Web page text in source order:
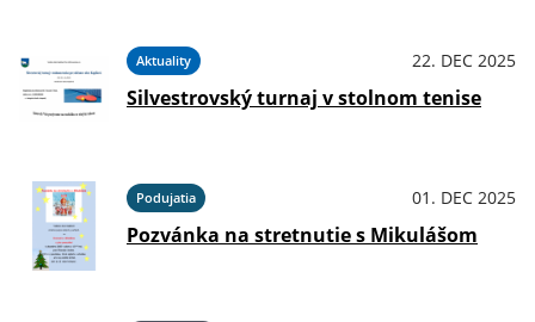
Aktuality 22. DEC 2025
Silvestrovský turnaj v stolnom tenise
Podujatia 01. DEC 2025
Pozvánka na stretnutie s Mikulášom